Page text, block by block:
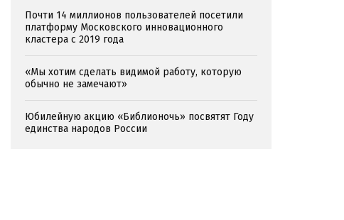
Почти 14 миллионов пользователей посетили
платформу Московского инновационного
кластера с 2019 года
«Мы хотим сделать видимой работу, которую
обычно не замечают»
Юбилейную акцию «Библионочь» посвятят Году
единства народов России